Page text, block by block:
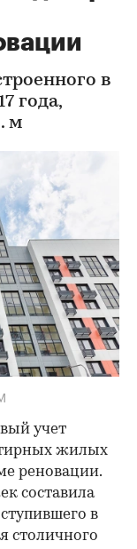
в
года,
м
учет
жилых
реновации.
составила
в
столичного